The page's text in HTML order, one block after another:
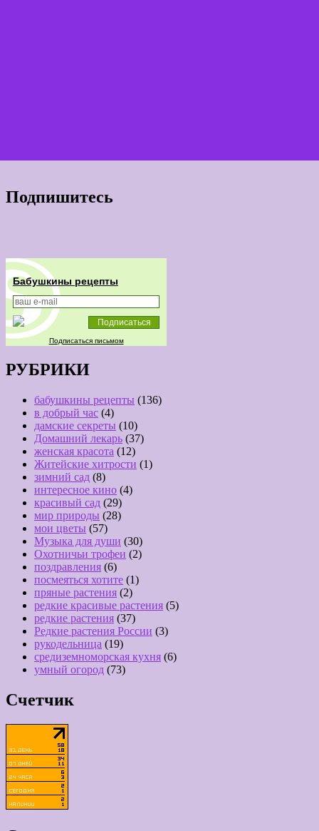
Подпишитесь
Бабушкины рецепты
Подписаться письмом
РУБРИКИ
бабушкины рецепты (136)
в добрый час (4)
дамские секреты (10)
Домашний лекарь (37)
женская красота (12)
Житейские хитрости (1)
зимний сад (8)
интересное кино (4)
красивый сад (29)
мир природы (28)
мои цветы (57)
Музыка для души (30)
Охотничьи трофеи (2)
поздравления (6)
посмеяться хотите (1)
пряные растения (2)
редкие красивые растения (5)
редкие растения (37)
Редкие растения России (3)
рукодельница (19)
средиземноморская кухня (6)
умный огород (73)
Счетчик